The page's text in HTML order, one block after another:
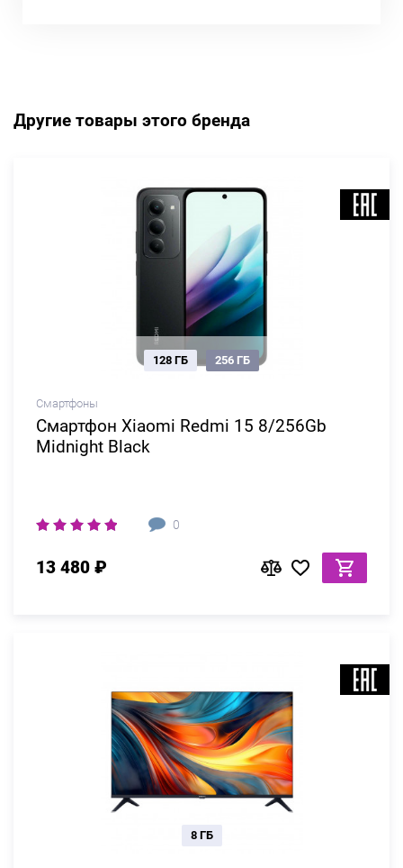
Другие товары этого бренда
Смартфоны
Смартфон Xiaomi Redmi 15 8/256Gb
Midnight Black
0
128 ГБ 256 ГБ
13 480 ₽
8 ГБ